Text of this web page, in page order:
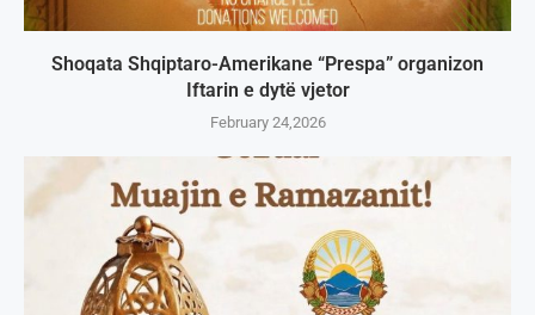
Shoqata Shqiptaro-Amerikane “Prespa” organizon
Iftarin e dytë vjetor
February 24,2026